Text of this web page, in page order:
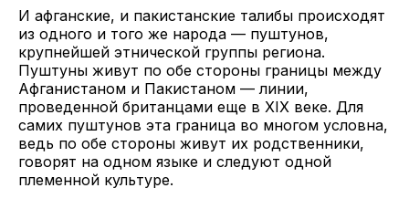
И афганские, и пакистанские талибы происходят
из одного и того же народа — пуштунов,
крупнейшей этнической группы региона.
Пуштуны живут по обе стороны границы между
Афганистаном и Пакистаном — линии,
проведенной британцами еще в XIX веке. Для
самих пуштунов эта граница во многом условна,
ведь по обе стороны живут их родственники,
говорят на одном языке и следуют одной
племенной культуре.